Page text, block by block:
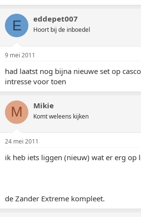
E eddepet007
Hoort bij de inboedel
9 mei 2011
had laatst nog bijna nieuwe set op
intresse voor toen
M Mikie
Komt weleens kijken
24 mei 2011
ik heb iets liggen (nieuw) wat er erg op
de Zander Extreme kompleet.